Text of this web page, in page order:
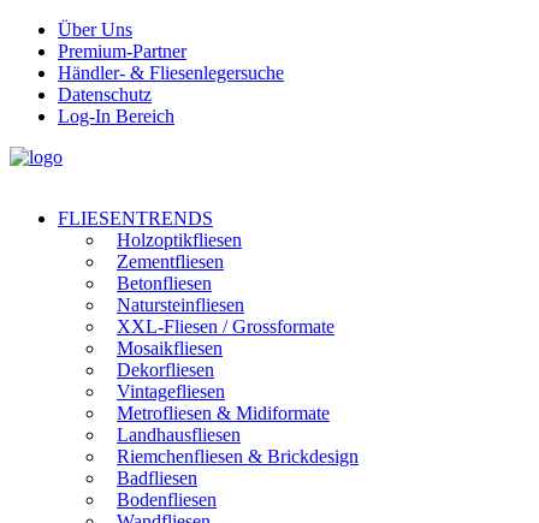
Über Uns
Premium-Partner
Händler- & Fliesenlegersuche
Datenschutz
Log-In Bereich
FLIESENTRENDS
Holzoptikfliesen
Zementfliesen
Betonfliesen
Natursteinfliesen
XXL-Fliesen / Grossformate
Mosaikfliesen
Dekorfliesen
Vintagefliesen
Metrofliesen & Midiformate
Landhausfliesen
Riemchenfliesen & Brickdesign
Badfliesen
Bodenfliesen